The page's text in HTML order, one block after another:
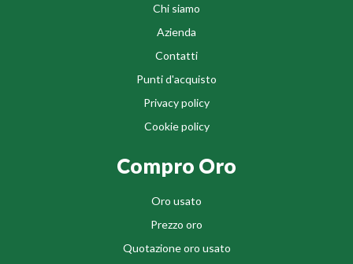
Chi siamo
Azienda
Contatti
Punti d'acquisto
Privacy policy
Cookie policy
Compro Oro
Oro usato
Prezzo oro
Quotazione oro usato